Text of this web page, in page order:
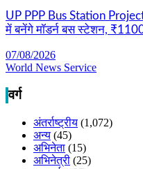
UP PPP Bus Station Project:
में बनेंगे मॉडर्न बस स्टेशन,
07/08/2026
World News Service
वर्ग
अंतर्राष्ट्रीय (1,072)
अन्य (45)
अभिनेता (15)
अभिनेत्री (25)